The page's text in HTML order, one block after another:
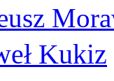
Kukiz